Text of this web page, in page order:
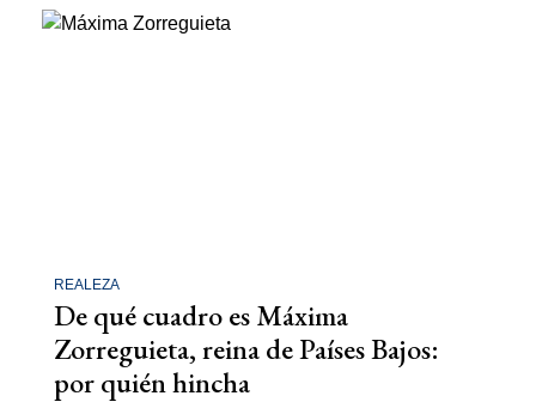
REALEZA
De qué cuadro es Máxima
Zorreguieta, reina de Países Bajos:
por quién hincha